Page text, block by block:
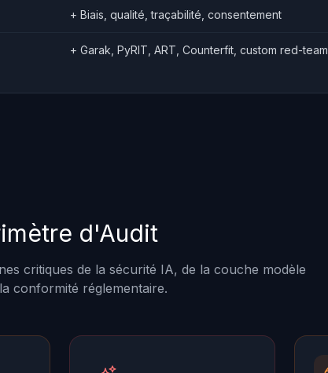
+ Biais, qualité, traçabilité, consentement
+ Garak, PyRIT, ART, Counterfit, custom red-team
d'Audit
critiques de la sécurité IA, de la couche modèle
conformité réglementaire.